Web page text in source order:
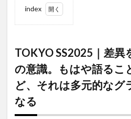
index
1
｜差異
を生
む”ひ
と”への
意識。
もはや
語るこ
とがで
TOKYO SS2025｜差異
の意識。もはや語るこ
ど、それは多元的なグ
なる